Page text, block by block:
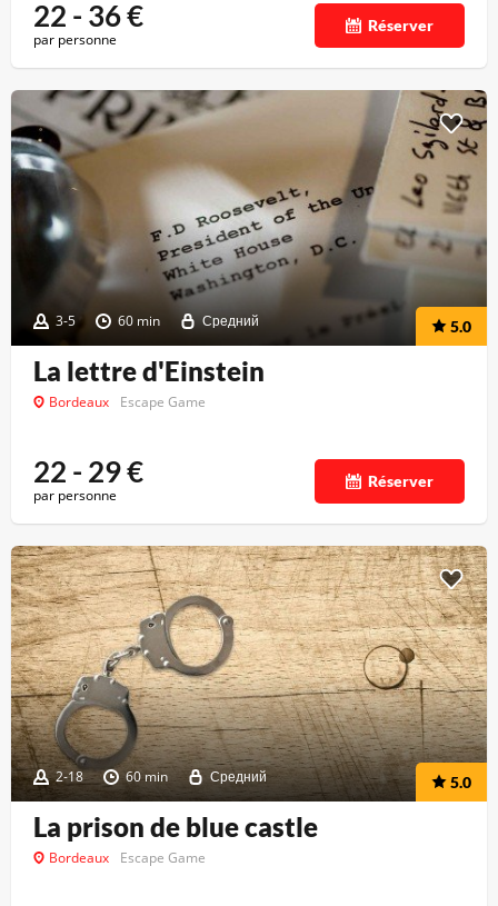
22 - 36€
par personne
Réserver
3-5 60 min Средний 5.0
La lettre d'Einstein
Bordeaux Escape Game
22 - 29€
par personne
Réserver
2-18 60 min Средний 5.0
La prison de blue castle
Bordeaux Escape Game